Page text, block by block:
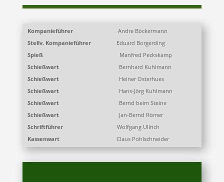
KompanieführerAndre Böckermann
Stellv. KompanieführerEduard Borgerding
SpießManfred Peckskamp
Schießwart
Bernhard Kuhlmann
SchießwartHeiner Osterhues
SchießwartHans-Jörg Kuhlmann
SchießwartBernd beim Steine
Schießwart Jan-Bernd Römer
SchriftführerWolfgang Ullrich
Kassenwart Claus Pohlschneider